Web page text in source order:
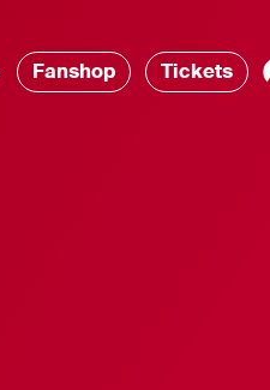
Fanshop Tickets